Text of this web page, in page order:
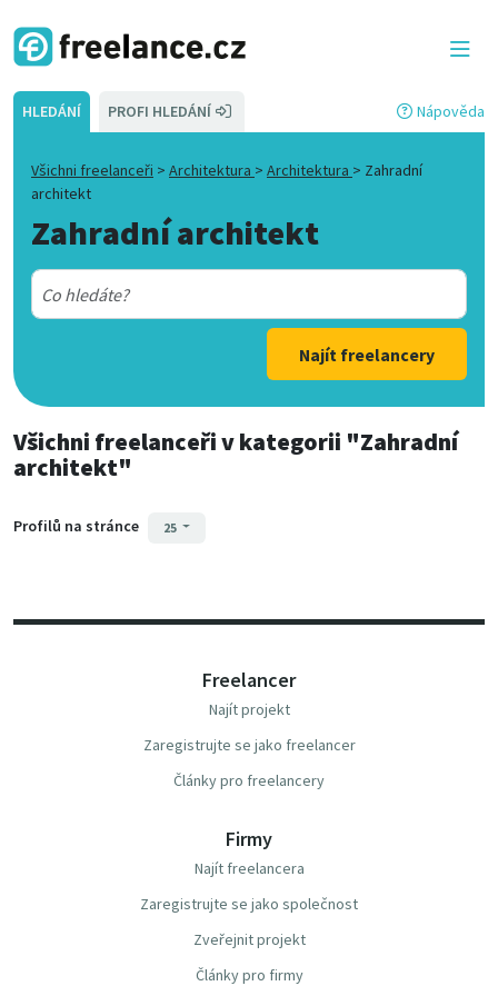
HLEDÁNÍ PROFI HLEDÁNÍ Nápověda
Všichni freelanceři > Architektura > Architektura > Zahradní
architekt
Zahradní architekt
Najít freelancery
Všichni freelanceřiv kategorii "Zahradní
architekt"
Profilů na stránce 25
Freelancer
Najít projekt
Zaregistrujte se jako freelancer
Články pro freelancery
Firmy
Najít freelancera
Zaregistrujte se jako společnost
Zveřejnit projekt
Články pro firmy